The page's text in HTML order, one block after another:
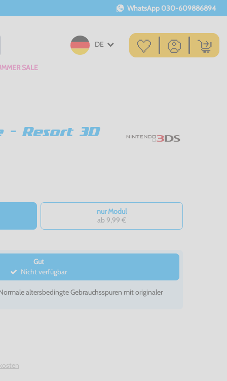
WhatsApp 030-609886894
DE
SALE
- Resort 3D
nur Modul
ab 9,99 €
Gut
Nicht verfügbar
altersbedingte Gebrauchsspuren mit originaler